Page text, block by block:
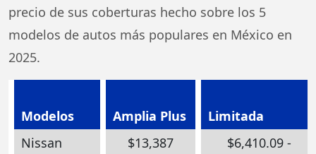
precio de sus coberturas hecho sobre los 5
modelos de autos más populares en México en
2025.
Modelos Amplia Plus
Limitada
Nissan
$13,387
$6,410.09 -